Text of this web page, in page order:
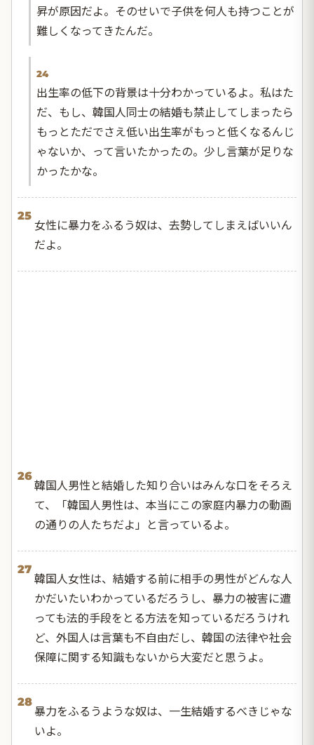
昇が原因だよ。そのせいで子供を何人も持つことが
難しくなってきたんだ。
24
出生率の低下の背景は十分わかっているよ。私はた
だ、もし、韓国人同士の結婚も禁止してしまったら
もっとただでさえ低い出生率がもっと低くなるんじ
ゃないか、って言いたかったの。少し言葉が足りな
かったかな。
25
女性に暴力をふるう奴は、去勢してしまえばいいん
だよ。
26
韓国人男性と結婚した知り合いはみんな口をそろえ
て、「韓国人男性は、本当にこの家庭内暴力の動画
の通りの人たちだよ」と言っているよ。
27
韓国人女性は、結婚する前に相手の男性がどんな人
かだいたいわかっているだろうし、暴力の被害に遭
っても法的手段をとる方法を知っているだろうけれ
ど、外国人は言葉も不自由だし、韓国の法律や社会
保障に関する知識もないから大変だと思うよ。
28
暴力をふるうような奴は、一生結婚するべきじゃな
いよ。